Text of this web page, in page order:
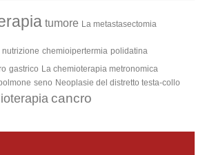
tumore La metastasectomia
nutrizione chemioipertermia polidatina
gastrico La chemioterapia metronomica
seno Neoplasie del distretto testa-collo
cancro